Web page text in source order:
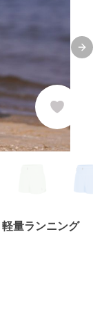
量ランニング